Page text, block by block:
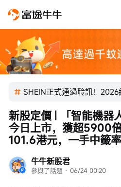
SHEIN正式通過聆訊！
牛牛新股君
參與了話題 · 06/24 00:20
新股定價 | 「智能機器
今日上市，獲超5900
101.6港元，一手中籤